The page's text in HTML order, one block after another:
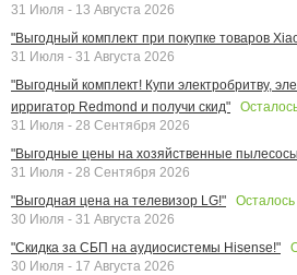
31 Июля - 13 Августа 2026
"Выгодный комплект при покупке товаров
31 Июля - 31 Августа 2026
"Выгодный комплект! Купи электробритву,
ирригатор Redmond и получи скид"
31 Июля - 28 Сентября 2026
"Выгодные цены на хозяйственные
31 Июля - 28 Сентября 2026
"Выгодная цена на телевизор LG!"
Осталось
30 Июля - 31 Августа 2026
"Скидка за СБП на аудиосистемы Hisense!"
30 Июля - 17 Августа 2026